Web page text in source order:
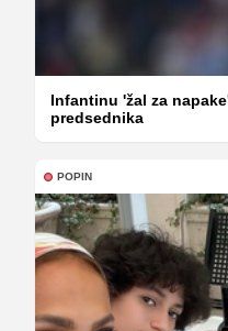
Infantinu 'žal za
predsednika
POPIN